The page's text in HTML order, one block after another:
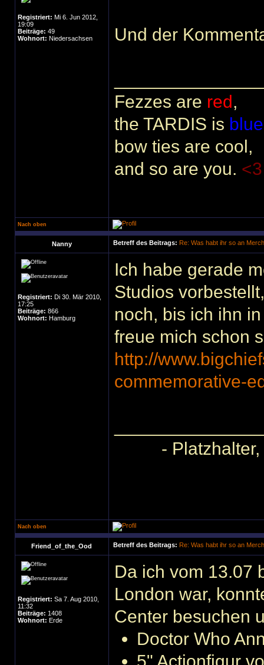
Registriert: Mi 6. Jun 2012,
19:09
Beiträge: 49
Wohnort: Niedersachsen Und der
Fezzes are red,
the TARDIS is blue
bow ties are cool,
and so are you. <3
Nach oben
Nanny Betreff des Beitrags: Re: Was habt ihr so an
Registriert: Di 30. Mär 2010,
17:25
Beiträge: 866
Wohnort: Hamburg
Ich habe gerade
Studios
noch, bis ich ihn
freue mich schon
http://
commemorative-
-
Nach oben
Friend_of_the_Ood Betreff des Beitrags: Re: Was habt ihr so an
Registriert: Sa 7. Aug 2010,
11:32
Beiträge: 1408
Wohnort: Erde
Da ich vom 13.07
London war,
Center besuchen
Doctor Who